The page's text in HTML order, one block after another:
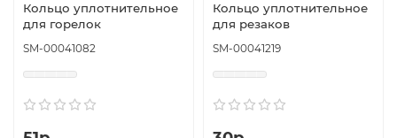
Кольцо уплотнительное
для горелок
SM-00041082
Кольцо уплотнительное
для резаков
SM-00041219